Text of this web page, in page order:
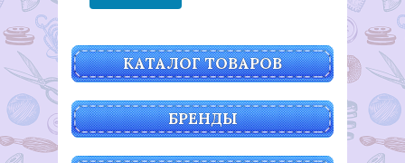
КАТАЛОГ ТОВАРОВ
БРЕНДЫ